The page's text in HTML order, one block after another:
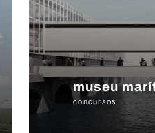
museu
concursos